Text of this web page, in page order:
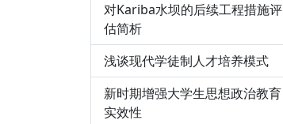
对Kariba水坝的后续工程措施评
估简析
浅谈现代学徒制人才培养模式
新时期增强大学生思想政治教育
实效性